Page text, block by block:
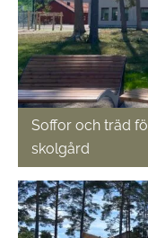
Soffor och träd
skolgård